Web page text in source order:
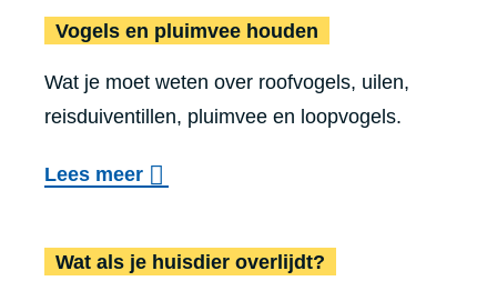
o
n
e
n
e
r
I
n
o
o
Vogels en pluimvee houden
Wat je moet weten over roofvogels, uilen,
reisduiventillen, pluimvee en loopvogels.
Lees meero
e
r
Wat als je huisdier overlijdt?